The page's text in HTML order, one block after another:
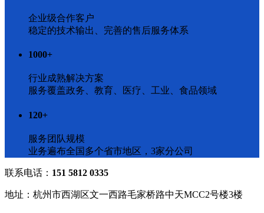
企业级合作客户
稳定的技术输出、完善的售后服务体系
1000+
行业成熟解决方案
服务覆盖政务、教育、医疗、工业、食品领域
120+
服务团队规模
业务遍布全国多个省市地区，3家分公司
联系电话： 151 5812 0335
地址：杭州市西湖区文一西路毛家桥路中天MCC2号楼3楼